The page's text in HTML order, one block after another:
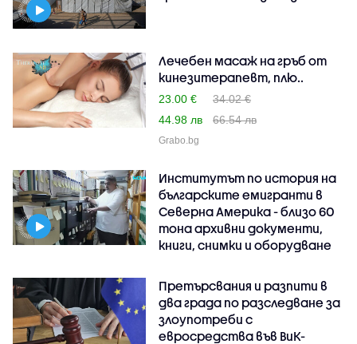
Лечебен масаж на гръб от
кинезитерапевт, плю..
23.00 €
34.02 €
44.98 лв
66.54 лв
Grabo.bg
Институтът по история на
българските емигранти в
Северна Америка - близо 60
тона архивни документи,
книги, снимки и оборудване
Претърсвания и разпити в
два града по разследване за
злоупотреби с
евросредства във ВиК-